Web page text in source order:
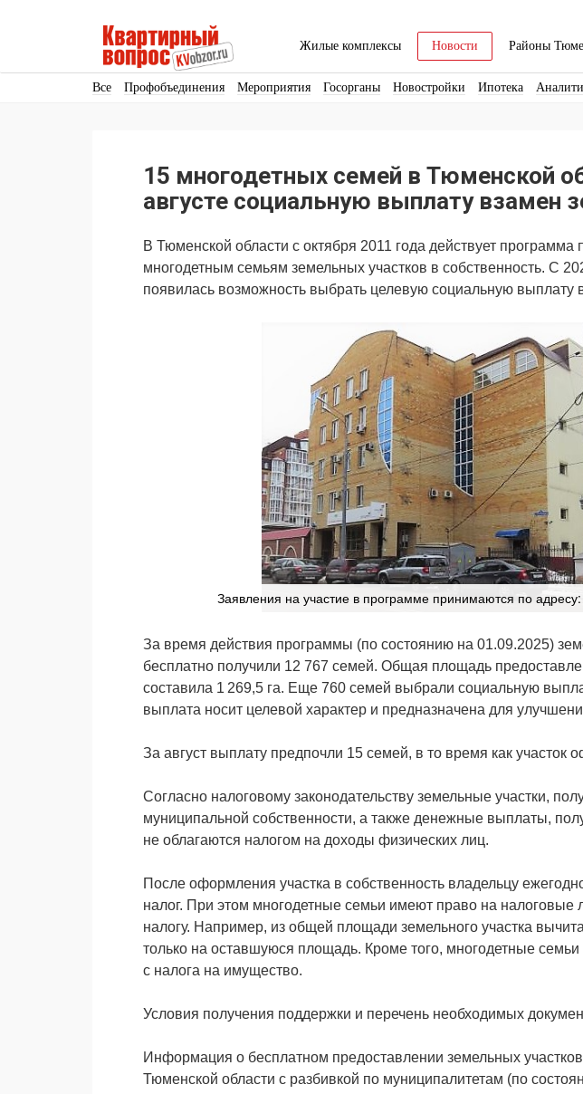
Жилые комплексы Новости Районы
Все Профобъединения Мероприятия Госорганы Новостройки Ипотека
15 многодетных семей в Тюменской
августе социальную выплату взамен
В Тюменской области с октября 2011 года действует
многодетным семьям земельных участков в собственность. С
появилась возможность выбрать целевую социальную выплату
Заявления на участие в программе принимаются по
За время действия программы (по состоянию на 01.09.2025)
бесплатно получили 12 767 семей. Общая площадь
составила 1 269,5 га. Еще 760 семей выбрали социальную
выплата носит целевой характер и предназначена для
За август выплату предпочли 15 семей, в то время как участок
Согласно налоговому законодательству земельные участки,
муниципальной собственности, а также денежные выплаты,
не облагаются налогом на доходы физических лиц.
После оформления участка в собственность владельцу
налог. При этом многодетные семьи имеют право на налоговые
налогу. Например, из общей площади земельного участка
только на оставшуюся площадь. Кроме того, многодетные семьи
с налога на имущество.
Условия получения поддержки и перечень необходимых
Информация о бесплатном предоставлении земельных
Тюменской области с разбивкой по муниципалитетам (по